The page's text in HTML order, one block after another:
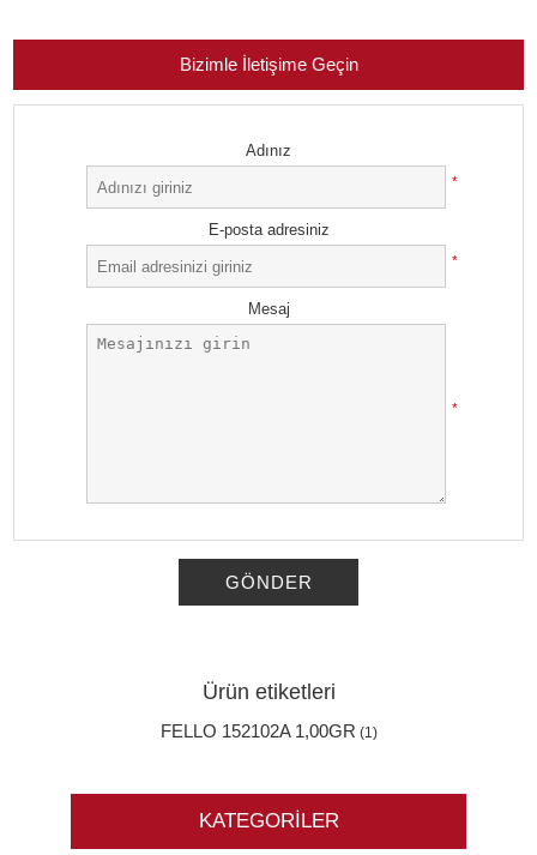
Bizimle İletişime Geçin
Adınız
*
E-posta adresiniz
*
Mesaj
*
GÖNDER
Ürün etiketleri
FELLO 152102A 1,00GR (1)
KATEGORILER